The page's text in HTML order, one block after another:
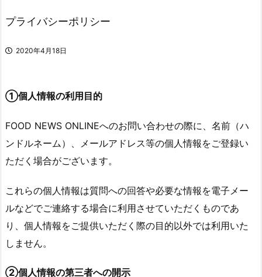
プライバシーポリシー
2020年4月18日
①個人情報の利用目的
FOOD NEWS ONLINEへのお問い合わせの際に、名前（ハ
ンドルネーム）、メールアドレス等の個人情報をご登録い
ただく場合がございます。
これらの個人情報は質問への回答や必要な情報を電子メー
ルなどでご連絡する場合に利用させていただくものであ
り、個人情報をご提供いただく際の目的以外では利用いた
しません。
②個人情報の第三者への開示